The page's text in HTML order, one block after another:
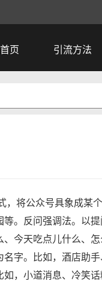
页 引流方法
将公众号具象成某
。反问强调法。以
今天吃点儿什么、
字。比如，酒店助
，小道消息、冷笑